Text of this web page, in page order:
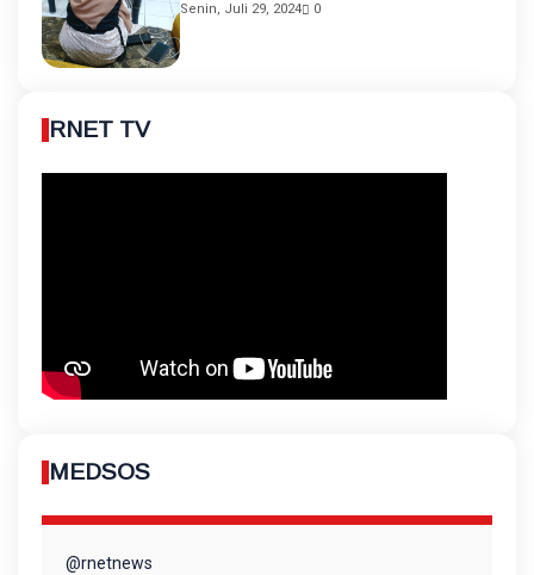
Senin, Juli 29, 2024 0
RNET TV
MEDSOS
@rnetnews